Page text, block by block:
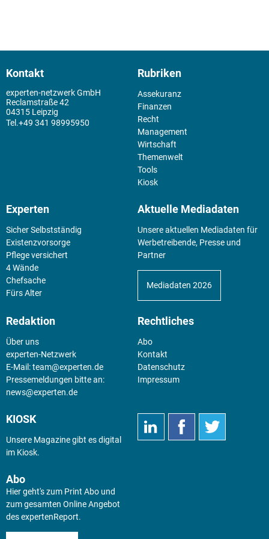
Kontakt
experten-netzwerk GmbH
Reclamstraße 42
04315 Leipzig
+49 341 98995950
Rubriken
Assekuranz
Finanzen
Recht
Management
Wirtschaft
Themenwelt
Tools
Kiosk
Experten
Sicher Selbstständig
Existenz­vorsorge
Pflege versichert
4 Wände
Chefsache
Fürs Alter
Aktuelle Mediadaten
Unsere aktuellen Mediadaten für
Werbetreibende, Presse und
Partner
Mediadaten 2026
Redaktion
Über uns
experten-Netzwerk
E-Mail:team@experten.de
Pressemeldungen bitte an:
news@experten.de
Rechtliches
Abo
Kontakt
Datenschutz
Impressum
KIOSK
Unsere Magazine gibt es digital
im Kiosk.
Abo
Hier geht's zum Print Abo und
zum gesamten Online Angebot
des expertenReport.